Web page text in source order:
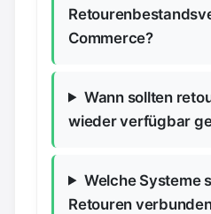
Commerce?
Wann sollten
wieder verfügbar
Welche Systeme
Retouren